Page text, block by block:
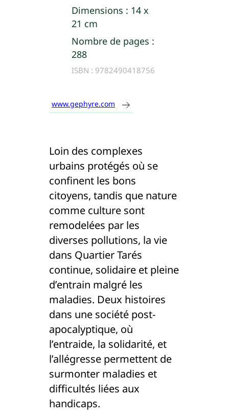
Dimensions : 14 x
21 cm
Nombre de pages :
288
ISBN : 9782490418756
www.gephyre.com
Loin des complexes
urbains protégés où se
confinent les bons
citoyens, tandis que nature
comme culture sont
remodelées par les
diverses pollutions, la vie
dans Quartier Tarés
continue, solidaire et pleine
d’entrain malgré les
maladies. Deux histoires
dans une société post-
apocalyptique, où
l’entraide, la solidarité, et
l’allégresse permettent de
surmonter maladies et
difficultés liées aux
handicaps.